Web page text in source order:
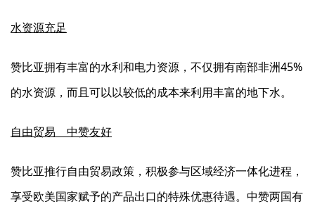
水资源充足
赞比亚拥有丰富的水利和电力资源，不仅拥有南部非洲45%
的水资源，而且可以以较低的成本来利用丰富的地下水。
自由贸易 中赞友好
赞比亚推行自由贸易政策，积极参与区域经济一体化进程，
享受欧美国家赋予的产品出口的特殊优惠待遇。中赞两国有